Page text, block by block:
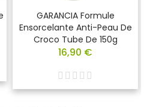
GARANCIA Formule
Ensorcelante Anti-Peau De
Croco Tube De 150g
16,90 €